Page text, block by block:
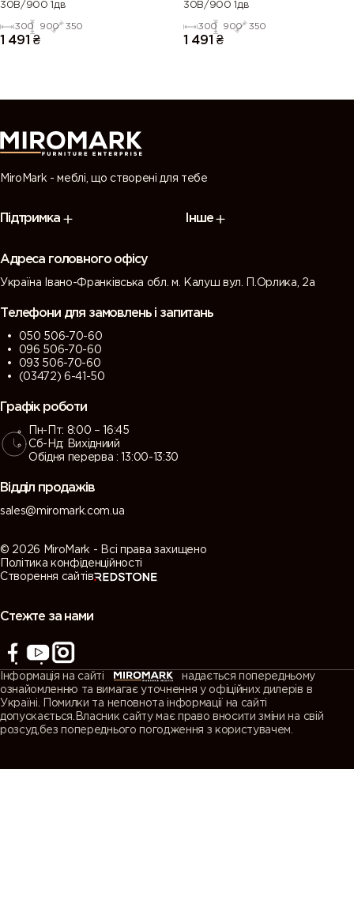
30В/900 1дв
300 900 350
1 491 ₴
30В/900 1дв
300 900 350
1 491 ₴
MiroMark - меблі, що створені для тебе
Підтримка Інше
Адреса головного офісу
Україна Івано-Франківська обл. м. Калуш вул. П.Орлика, 2а
Телефони для замовлень і запитань
050 506-70-60
096 506-70-60
093 506-70-60
(03472) 6-41-50
Графік роботи
Пн-Пт: 8:00 – 16:45
Сб-Нд: Вихідниий
Обідня перерва : 13:00-13:30
Відділ продажів
sales@miromark.com.ua
© 2026 MiroMark - Всі права захищено
Політика конфіденційності
Створення сайтів
Стежте за нами
Інформація на сайті
надається попередньому
ознайомленню та вимагає уточнення у офіційних дилерів в
Україні. Помилки та неповнота інформації на сайті
допускається.Власник сайту має право вносити зміни на свій
розсуд,без попереднього погодження з користувачем.